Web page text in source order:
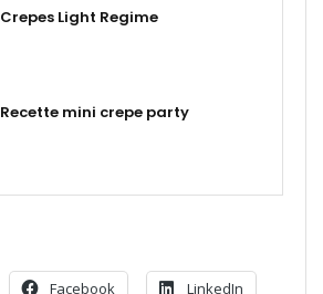
Crepes Light Regime
Recette mini crepe party
Facebook LinkedIn